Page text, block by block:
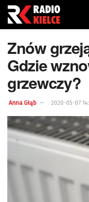
Znów
Gdzie
grzewczy?
Anna Głąb 2020-05-07